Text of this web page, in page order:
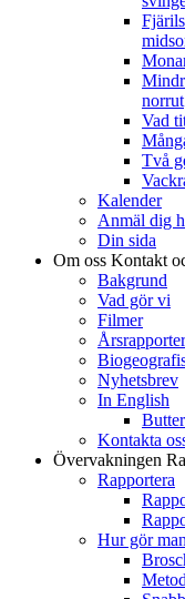
norrut
Vad
Två
Kalender
Anmäl dig
Din sida
Om oss Kontakt
Bakgrund
Vad gör vi
Filmer
Årsrapporter
Nyhetsbrev
In English
Kontakta
Övervakningen
Rapportera
Hur gör